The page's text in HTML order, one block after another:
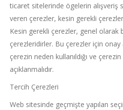
ticaret sitelerinde ögelerin alışveriş
veren çerezler, kesin gerekli
Kesin gerekli çerezler, genel
çerezleridirler. Bu çerezler için onay
çerezin neden kullanıldığı ve
açıklanmalıdır.
Tercih Çerezleri
Web sitesinde geçmişte yapılan